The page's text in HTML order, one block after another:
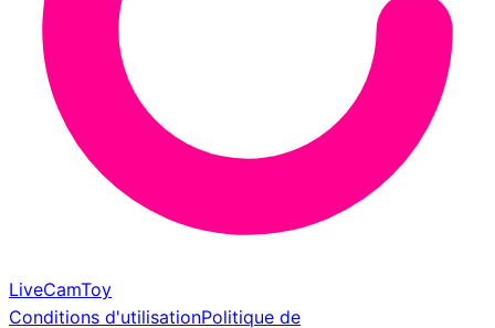
LiveCamToy
Conditions d'utilisationPolitique de